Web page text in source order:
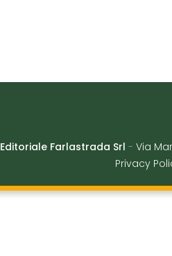
Editoriale Farlastrada Srl - Via
Privacy